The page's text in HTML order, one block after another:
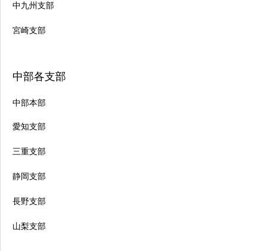
中九州支部
宮崎支部
中部各支部
中部本部
愛知支部
三重支部
静岡支部
長野支部
山梨支部